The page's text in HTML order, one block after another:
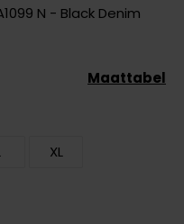
N - Black Denim
XL
Maattabel